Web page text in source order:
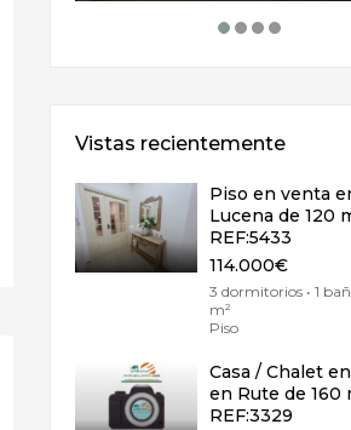
Vistas recientemente
Piso en venta
Lucena de 120
REF:5433
114.000€
3 dormitorios • 1
m²
Piso
Casa / Chalet
en Rute de 160
REF:3329